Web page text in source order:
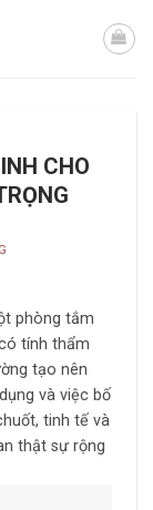
CHO
phòng tắm
tính thẩm
tạo nên
và việc bố
tinh tế và
thật sự rộng